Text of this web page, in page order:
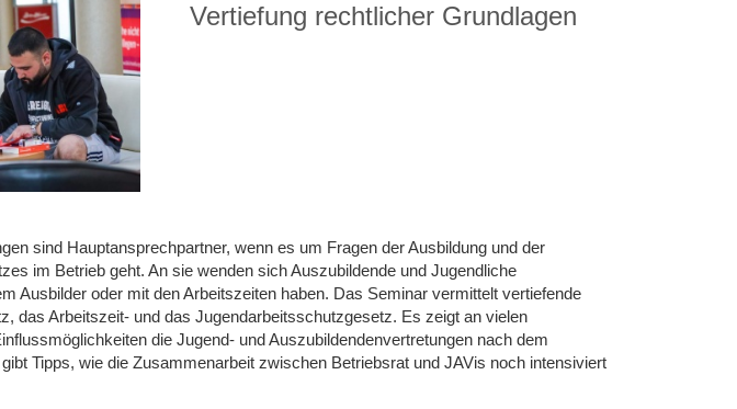
Vertiefung rechtlicher Grundlagen
sind Hauptansprechpartner, wenn es um Fragen der Ausbildung und der
im Betrieb geht. An sie wenden sich Auszubildende und Jugendliche
Ausbilder oder mit den Arbeitszeiten haben. Das Seminar vermittelt vertiefende
das Arbeitszeit- und das Jugendarbeitsschutzgesetz. Es zeigt an vielen
die Jugend- und Auszubildendenvertretungen nach dem
Tipps, wie die Zusammenarbeit zwischen Betriebsrat und JAVis noch intensiviert